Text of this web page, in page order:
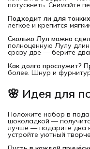
потускнеть. Снимайте
Подходит ли для
лёгкое и крепится
Сколько Лул можно
полноценную Лулу
сразу две — берите
Как долго прослужит?
более. Шнур и
🌸 Идея для
Положите набор в
шоколадкой —
лучше — подарите два
устройте уютный